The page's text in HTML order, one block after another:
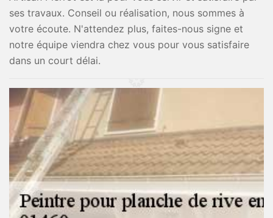
ses travaux. Conseil ou réalisation, nous sommes à
votre écoute. N'attendez plus, faites-nous signe et
notre équipe viendra chez vous pour vous satisfaire
dans un court délai.